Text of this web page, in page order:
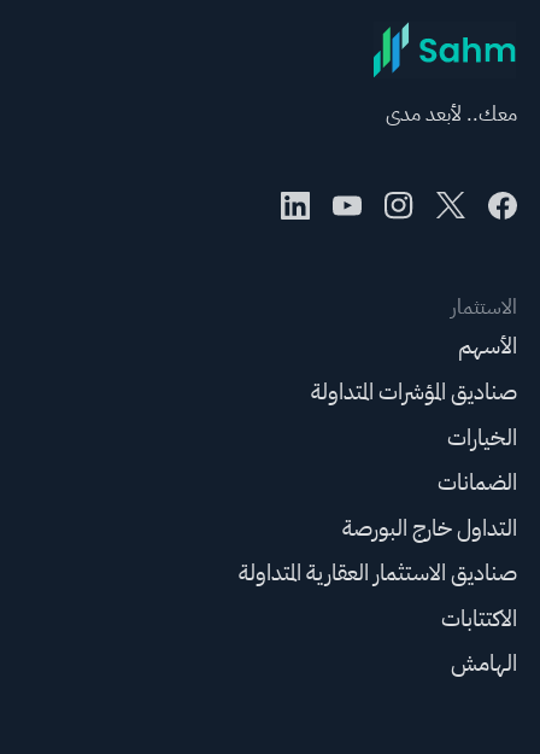
معك.. لأبعد مدى
الاستثمار
الأسهم
صناديق المؤشرات المتداولة
الخيارات
الضمانات
التداول خارج البورصة
صناديق الاستثمار العقارية المتداولة
الاكتتابات
الهامش